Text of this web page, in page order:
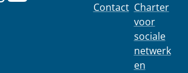
Contact Charter
voor
sociale
netwerk
en